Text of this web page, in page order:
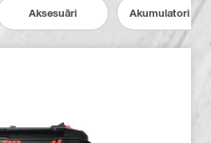
Aksesuāri Akumulatori un